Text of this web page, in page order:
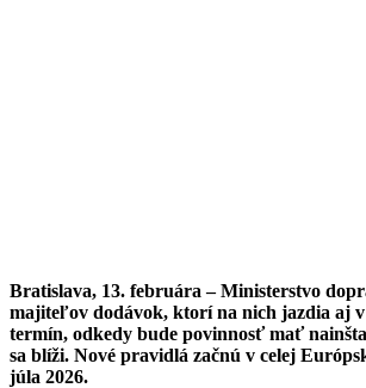
Bratislava, 13. februára –Ministerstvo
majiteľov dodávok, ktorí na nich jazdia aj v
termín, odkedy bude povinnosť mať
sa blíži. Nové pravidlá začnú v celej
júla 2026.